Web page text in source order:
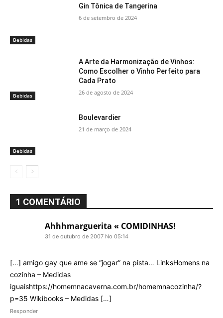
Bebidas
Gin Tônica de Tangerina
6 de setembro de 2024
Bebidas
A Arte da Harmonização de Vinhos:
Como Escolher o Vinho Perfeito para
Cada Prato
26 de agosto de 2024
Bebidas
Boulevardier
21 de março de 2024
1 COMENTÁRIO
Ahhhmarguerita « COMIDINHAS!
31 de outubro de 2007 No 05:14
[…] amigo gay que ame se “jogar” na pista… LinksHomens na
cozinha – Medidas
iguaishttps://homemnacaverna.com.br/homemnacozinha/?
p=35 Wikibooks – Medidas […]
Responder